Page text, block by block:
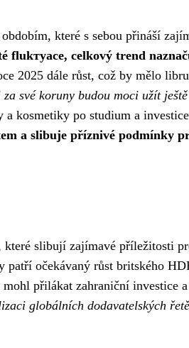
které s sebou přináší
flukтуаce, celkový trend
2025 dále růst, což by mělo
své koruny budou moci užít
a kosmetiky po studium a
a slibuje příznivé podmínky
slibují zajímavé příležitosti
očekávaný růst britského
mohl přilákat zahraniční investice
globálních dodavatelských